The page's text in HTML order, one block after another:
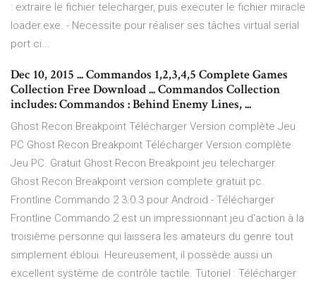
: extraire le fichier telecharger, puis executer le fichier miracle
loader.exe. - Necessite pour réaliser ses tâches virtual serial
port ci...
Dec 10, 2015 ... Commandos 1,2,3,4,5 Complete Games
Collection Free Download ... Commandos Collection
includes: Commandos : Behind Enemy Lines, ...
Ghost Recon Breakpoint Télécharger Version complète Jeu
PC Ghost Recon Breakpoint Télécharger Version complète
Jeu PC. Gratuit Ghost Recon Breakpoint jeu telecharger.
Ghost Recon Breakpoint version complete gratuit pc.
Frontline Commando 2 3.0.3 pour Android - Télécharger
Frontline Commando 2 est un impressionnant jeu d'action à la
troisième personne qui laissera les amateurs du genre tout
simplement ébloui. Heureusement, il possède aussi un
excellent système de contrôle tactile. Tutoriel : Télécharger